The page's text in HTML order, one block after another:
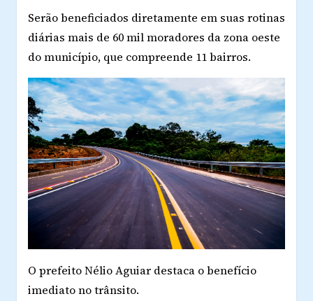
Serão beneficiados diretamente em suas rotinas
diárias mais de 60 mil moradores da zona oeste
do município, que compreende 11 bairros.
O prefeito Nélio Aguiar destaca o benefício
imediato no trânsito.